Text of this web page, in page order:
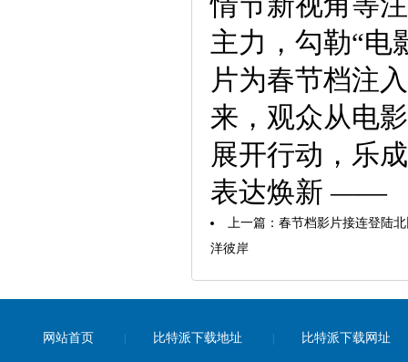
主力，勾勒“电
片为春节档注
来，观众从电
展开行动，乐
表达焕新 ——
上一篇： 春节档影片接连登陆
洋彼岸
网站首页 | 比特派下载地址 | 比特派下载网址